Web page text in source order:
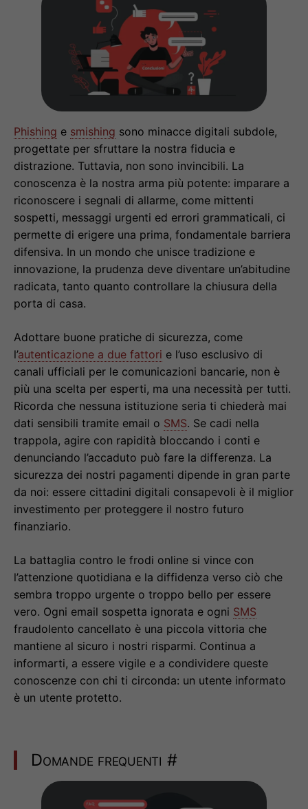
Phishing e smishing sono minacce digitali subdole,
progettate per sfruttare la nostra fiducia e
distrazione. Tuttavia, non sono invincibili. La
conoscenza è la nostra arma più potente: imparare a
riconoscere i segnali di allarme, come mittenti
sospetti, messaggi urgenti ed errori grammaticali, ci
permette di erigere una prima, fondamentale barriera
difensiva. In un mondo che unisce tradizione e
innovazione, la prudenza deve diventare un’abitudine
radicata, tanto quanto controllare la chiusura della
porta di casa.
Adottare buone pratiche di sicurezza, come
l’autenticazione a due fattori e l’uso esclusivo di
canali ufficiali per le comunicazioni bancarie, non è
più una scelta per esperti, ma una necessità per tutti.
Ricorda che nessuna istituzione seria ti chiederà mai
dati sensibili tramite email o SMS. Se cadi nella
trappola, agire con rapidità bloccando i conti e
denunciando l’accaduto può fare la differenza. La
sicurezza dei nostri pagamenti dipende in gran parte
da noi: essere cittadini digitali consapevoli è il miglior
investimento per proteggere il nostro futuro
finanziario.
La battaglia contro le frodi online si vince con
l’attenzione quotidiana e la diffidenza verso ciò che
sembra troppo urgente o troppo bello per essere
vero. Ogni email sospetta ignorata e ogni SMS
fraudolento cancellato è una piccola vittoria che
mantiene al sicuro i nostri risparmi. Continua a
informarti, a essere vigile e a condividere queste
conoscenze con chi ti circonda: un utente informato
è un utente protetto.
Domande frequenti #